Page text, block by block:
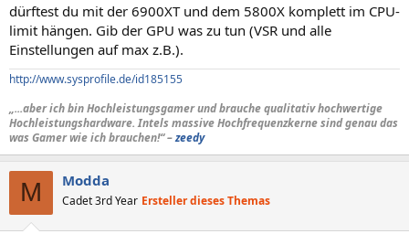
dürftest du mit der 6900XT und dem 5800X komplett im CPU-
limit hängen. Gib der GPU was zu tun (VSR und alle
Einstellungen auf max z.B.).
http://www.sysprofile.de/id185155
„...aber ich bin Hochleistungsgamer und brauche qualitativ hochwertige
Hochleistungshardware. Intels massive Hochfrequenzkerne sind genau das
was Gamer wie ich brauchen!“ –zeedy
M Modda
Cadet 3rd Year Ersteller dieses Themas